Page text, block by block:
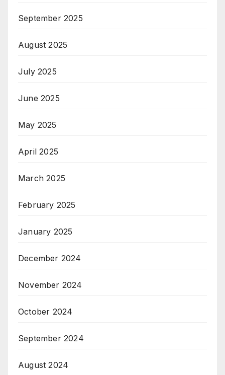
September 2025
August 2025
July 2025
June 2025
May 2025
April 2025
March 2025
February 2025
January 2025
December 2024
November 2024
October 2024
September 2024
August 2024